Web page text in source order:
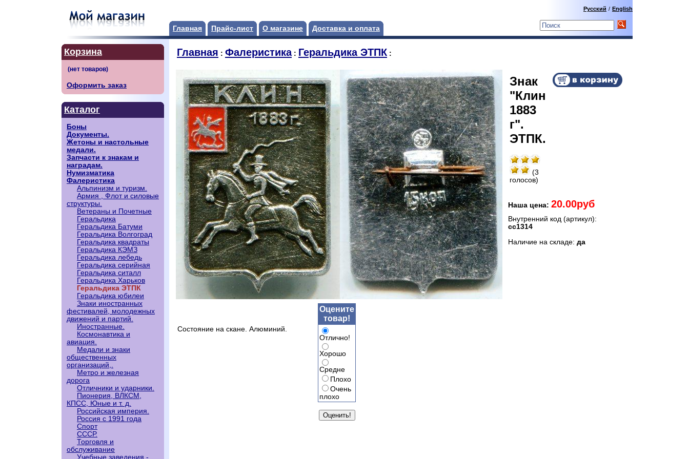
Главная Прайс-лист О магазине Доставка и оплата
Русский / English
Корзина
Оформить заказ
Каталог
Боны
Документы.
Жетоны и настольные
медали.
Запчасти к знакам и
наградам.
Нумизматика
Фалеристика
Альпинизм и туризм.
Армия , Флот и силовые
структуры.
Ветераны и Почетные
Геральдика
Геральдика Батуми
Геральдика Волгоград
Геральдика квадраты
Геральдика КЭМЗ
Геральдика лебедь
Геральдика серийная
Геральдика ситалл
Геральдика Харьков
Геральдика ЭТПК
Геральдика юбилеи
Знаки иностранных
фестивалей, молодежных
движений и партий.
Иностранные.
Космонавтика и
авиация.
Медали и знаки
общественных
организаций,.
Метро и железная
дорога
Отличники и ударники.
Пионерия, ВЛКСМ,
КПСС, Юные и т. д.
Российская империя.
Россия с 1991 года
Спорт
СССР.
Торговля и
обслуживание
Учебные заведения -
Главная : Фалеристика: Геральдика ЭТПК :
Знак
"Клин
1883
г".
ЭТПК.
(3
голосов)
Наша цена: 20.00руб
Внутренний код (артикул):
сс1314
Наличие на складе: да
Состояние на скане. Алюминий.
Оцените
товар!
Отлично!
Хорошо
Средне
Плохо
Очень
плохо